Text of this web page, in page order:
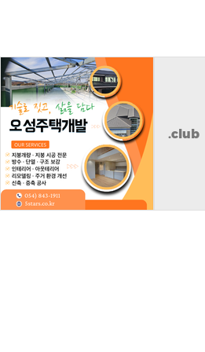
.club